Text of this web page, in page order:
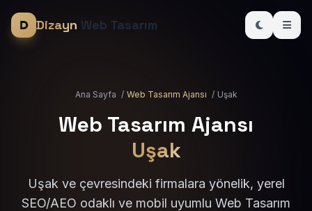
Dizayn Web Tasarım
Ana Sayfa / Web Tasarım Ajansı / Uşak
Web Tasarım Ajansı
Uşak
Uşak ve çevresindeki firmalara yönelik, yerel
SEO/AEO odaklı ve mobil uyumlu Web Tasarım